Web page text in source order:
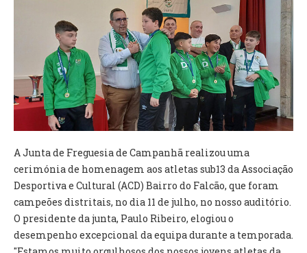
AUTARQUIA
CONSTITUIÇÃO
EXECUTIVO E PELOUROS
ASSEMBLEIA DE FREGUESIA
GRAVAÇÕES DAS REUNIÕES PÚBLICAS DO EXECUTIVO
DOCUMENTOS
A Junta de Freguesia de Campanhã realizou uma
cerimónia de homenagem aos atletas sub13 da Associação
Desportiva e Cultural (ACD) Bairro do Falcão, que foram
campeões distritais, no dia 11 de julho, no nosso auditório.
O presidente da junta, Paulo Ribeiro, elogiou o
desempenho excepcional da equipa durante a temporada.